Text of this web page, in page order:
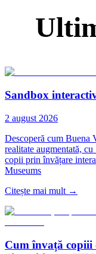
Sandbox
2 august 2026
Descoperă cum Buena
realitate augmentată,
copii prin învățare
Museums
Citește mai mult →
Cum învață copiii